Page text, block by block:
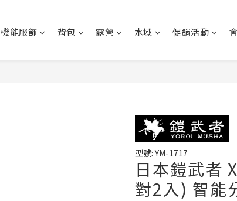
機能服飾 背包 露營 水域 促銷活動
型號: YM-1717
日本鎧武者
對2入) 智能